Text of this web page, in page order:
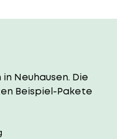
Neuhausen. Die
Beispiel-Pakete